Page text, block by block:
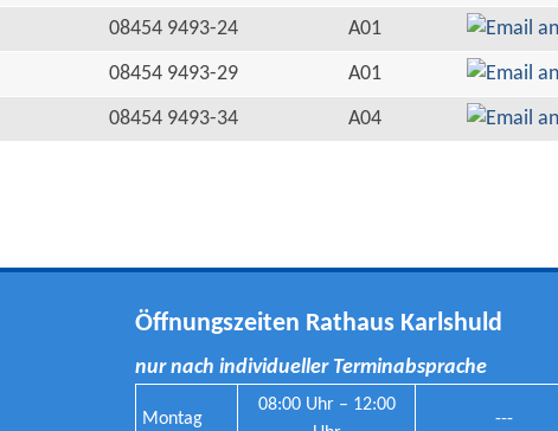
08454 9493-24
A01
08454 9493-29
A01
08454 9493-34 A04
Öffnungszeiten Rathaus Karlshuld
nur nach individueller Terminabsprache
Montag
08:00 Uhr – 12:00
---